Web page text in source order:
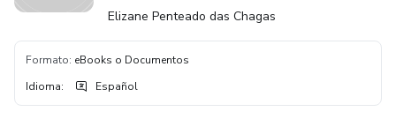
Elizane Penteado das Chagas
Formato: eBooks o Documentos
Idioma: Español